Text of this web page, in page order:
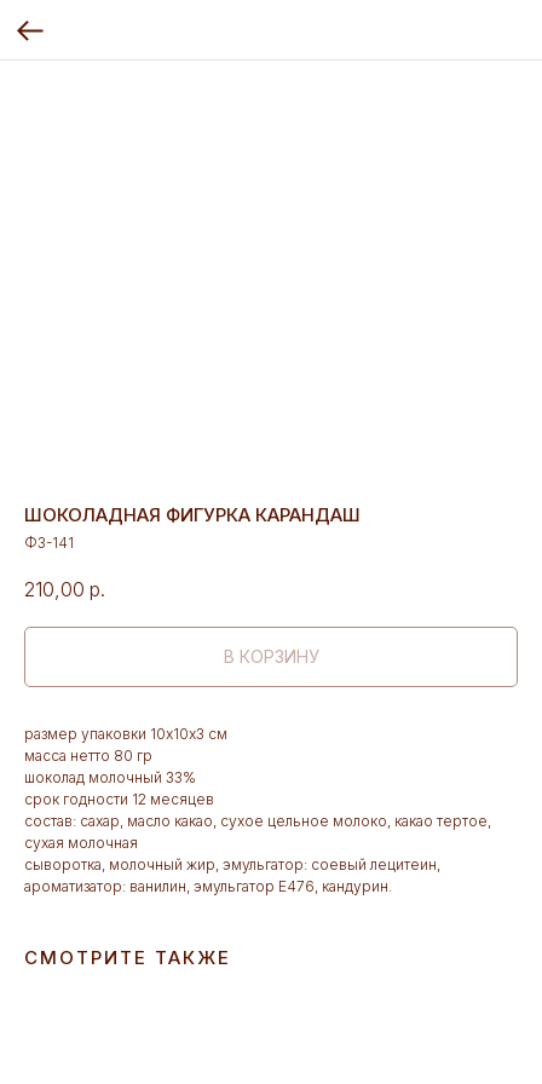
ШОКОЛАДНАЯ ФИГУРКА КАРАНДАШ
Ф3-141
210,00 р.
В КОРЗИНУ
размер упаковки 10х10х3 см
масса нетто 80 гр
шоколад молочный 33%
срок годности 12 месяцев
состав: сахар, масло какао, сухое цельное молоко, какао тертое,
сухая молочная
сыворотка, молочный жир, эмульгатор: соевый лецитеин,
ароматизатор: ванилин, эмульгатор Е476, кандурин.
СМОТРИТЕ ТАКЖЕ